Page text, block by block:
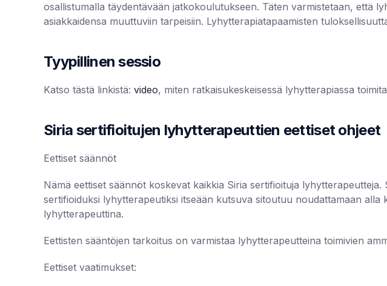
osallistumalla täydentävään jatkokoulutukseen. Täten varmistetaan, että
asiakkaidensa muuttuviin tarpeisiin. Lyhytterapiatapaamisten
Tyypillinen sessio
Katso tästä linkistä: video, miten ratkaisukeskeisessä lyhytterapiassa
Siria sertifioitujen lyhytterapeuttien eettiset ohjeet
Eettiset säännöt
Nämä eettiset säännöt koskevat kaikkia Siria sertifioituja
sertifioiduksi lyhytterapeutiksi itseään kutsuva sitoutuu noudattamaan alla
lyhytterapeuttina.
Eettisten sääntöjen tarkoitus on varmistaa lyhytterapeutteina toimivien
Eettiset vaatimukset: